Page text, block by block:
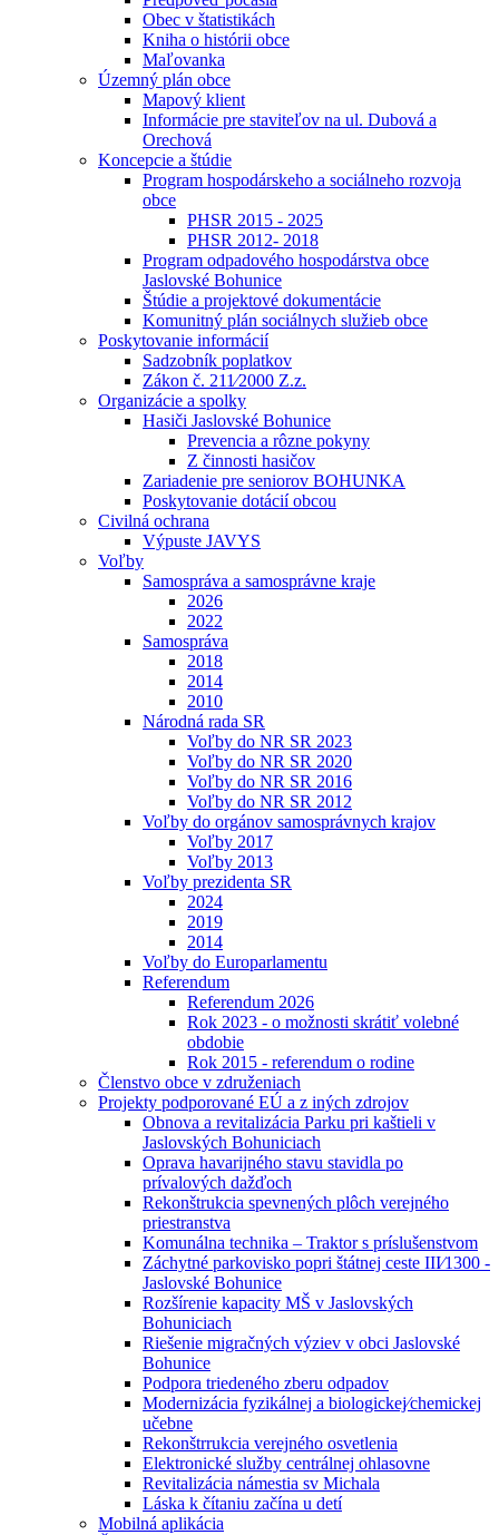
Obec v štatistikách
Kniha o histórii obce
Maľovanka
Územný plán obce
Mapový klient
Informácie pre staviteľov na ul. Dubová a
Orechová
Koncepcie a štúdie
Program hospodárskeho a sociálneho rozvoja
obce
PHSR 2015 - 2025
PHSR 2012- 2018
Program odpadového hospodárstva obce
Jaslovské Bohunice
Štúdie a projektové dokumentácie
Komunitný plán sociálnych služieb obce
Poskytovanie informácií
Sadzobník poplatkov
Zákon č. 211⁄2000 Z.z.
Organizácie a spolky
Hasiči Jaslovské Bohunice
Prevencia a rôzne pokyny
Z činnosti hasičov
Zariadenie pre seniorov BOHUNKA
Poskytovanie dotácií obcou
Civilná ochrana
Výpuste JAVYS
Voľby
Samospráva a samosprávne kraje
2026
2022
Samospráva
2018
2014
2010
Národná rada SR
Voľby do NR SR 2023
Voľby do NR SR 2020
Voľby do NR SR 2016
Voľby do NR SR 2012
Voľby do orgánov samosprávnych krajov
Voľby 2017
Voľby 2013
Voľby prezidenta SR
2024
2019
2014
Voľby do Europarlamentu
Referendum
Referendum 2026
Rok 2023 - o možnosti skrátiť volebné
obdobie
Rok 2015 - referendum o rodine
Členstvo obce v združeniach
Projekty podporované EÚ a z iných zdrojov
Obnova a revitalizácia Parku pri kaštieli v
Jaslovských Bohuniciach
Oprava havarijného stavu stavidla po
prívalových dažďoch
Rekonštrukcia spevnených plôch verejného
priestranstva
Komunálna technika – Traktor s príslušenstvom
Záchytné parkovisko popri štátnej ceste III⁄1300 -
Jaslovské Bohunice
Rozšírenie kapacity MŠ v Jaslovských
Bohuniciach
Riešenie migračných výziev v obci Jaslovské
Bohunice
Podpora triedeného zberu odpadov
Modernizácia fyzikálnej a biologickej⁄chemickej
učebne
Rekonštrrukcia verejného osvetlenia
Elektronické služby centrálnej ohlasovne
Revitalizácia námestia sv Michala
Láska k čítaniu začína u detí
Mobilná aplikácia